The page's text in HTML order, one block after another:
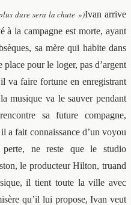
dure sera la chute »)Ivan arrive
à la campagne est morte, ayant
sa mère qui habite dans
pour le loger, pas d’argent
va faire fortune en enregistrant
musique va le sauver pendant
sa future compagne,
a fait connaissance d’un voyou
ne reste que le studio
le producteur Hilton, truand
il tient toute la ville avec
qu’il lui propose, Ivan veut